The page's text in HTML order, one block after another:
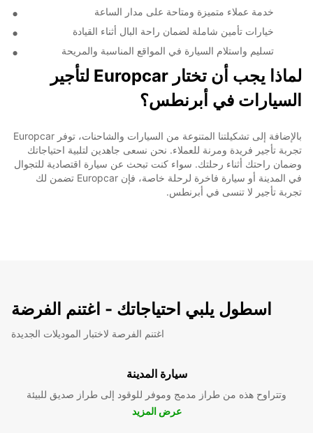
خدمة عملاء متميزة ومتاحة على مدار الساعة
خيارات تأمين شاملة لضمان راحة البال أثناء القيادة
تسليم واستلام السيارة في المواقع المناسبة والمريحة
لماذا يجب أن تختار Europcar لتأجير
السيارات في أبرنطس؟
بالإضافة إلى تشكيلتنا المتنوعة من السيارات والشاحنات، توفر Europcar
تجربة تأجير فريدة ومرنة للعملاء. نحن نسعى جاهدين لتلبية احتياجاتك
وضمان راحتك أثناء رحلتك. سواء كنت تبحث عن سيارة اقتصادية للتجوال
في المدينة أو سيارة فاخرة لرحلة خاصة، فإن Europcar تضمن لك
تجربة تأجير لا تنسى في أبرنطس.
اسطول يلبي احتياجاتك - اغتنم الفرضة
اغتنم الفرصة لاختبار الموديلات الجديدة
سيارة المدينة
وتتراوح هذه من طراز مدمج وموفر للوقود إلى طراز صديق للبيئة
عرض المزيد